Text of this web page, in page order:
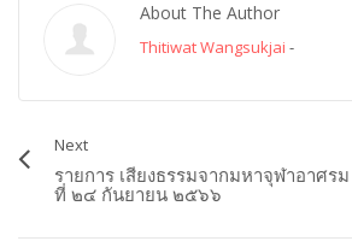
About The Author
Thitiwat Wangsukjai -
Next
รายการ เสียงธรรมจากมหาจุฬาอาศร
ที่ ๒๔ กันยายน ๒๕๖๖